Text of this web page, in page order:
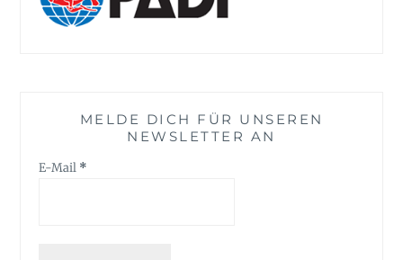
MELDE DICH FÜR UNSEREN
NEWSLETTER AN
E-Mail *